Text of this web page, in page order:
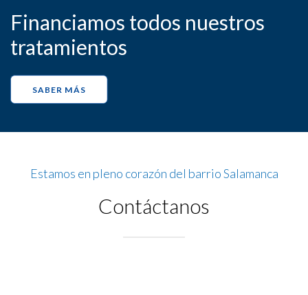
Financiamos todos nuestros
tratamientos
SABER MÁS
Estamos en pleno corazón del barrio Salamanca
Contáctanos